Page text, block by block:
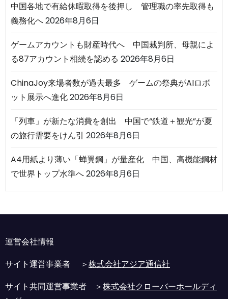
中国各地で有給休暇取得を後押し 管理職の率先取得も
義務化へ2026年8月6日
ゲームアカウントも財産時代へ 中国裁判所、母親によ
る87アカウント相続を認める 2026年8月6日
ChinaJoy来場者数が過去最多 ゲームの祭典がAIロボ
ット展示へ進化2026年8月6日
「列車」が新たな消費を創出 中国で“鉄道＋観光”が夏
の旅行需要をけん引 2026年8月6日
A4用紙より薄い「蝉翼鋼」が量産化 中国、高機能鋼材
で世界トップ水準へ2026年8月6日
運営会社情報
サイト運営事業者 ＞株式会社アジア通信社
サイト共同運営事業者 ＞株式会社クローバーホールディ